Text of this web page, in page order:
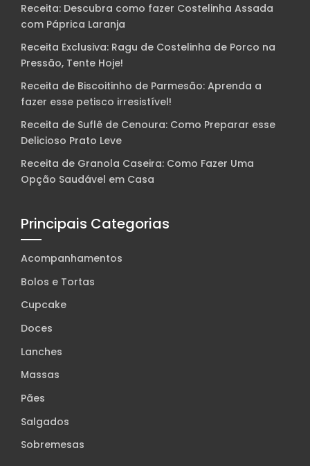
Receita: Descubra como fazer Costelinha Assada
com Páprica Laranja
Receita Exclusiva: Ragu de Costelinha de Porco na
Pressão, Tente Hoje!
Receita de Biscoitinho de Parmesão: Aprenda a
fazer esse petisco irresistível!
Receita de Suflê de Cenoura: Como Preparar esse
Delicioso Prato Leve
Receita de Granola Caseira: Como Fazer Uma
Opção Saudável em Casa
Principais Categorias
Acompanhamentos
Bolos e Tortas
Cupcake
Doces
Lanches
Massas
Pães
Salgados
Sobremesas